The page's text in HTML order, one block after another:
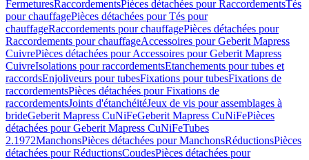
FermeturesRaccordementsPièces détachées pour RaccordementsTés
pour chauffagePièces détachées pour Tés pour
chauffageRaccordements pour chauffagePièces détachées pour
Raccordements pour chauffageAccessoires pour Geberit Mapress
CuivrePièces détachées pour Accessoires pour Geberit Mapress
CuivreIsolations pour raccordementsEtanchements pour tubes et
raccordsEnjoliveurs pour tubesFixations pour tubesFixations de
raccordementsPièces détachées pour Fixations de
raccordementsJoints d'étanchéitéJeux de vis pour assemblages à
brideGeberit Mapress CuNiFeGeberit Mapress CuNiFePièces
détachées pour Geberit Mapress CuNiFeTubes
2.1972ManchonsPièces détachées pour ManchonsRéductionsPièces
détachées pour RéductionsCoudesPièces détachées pour